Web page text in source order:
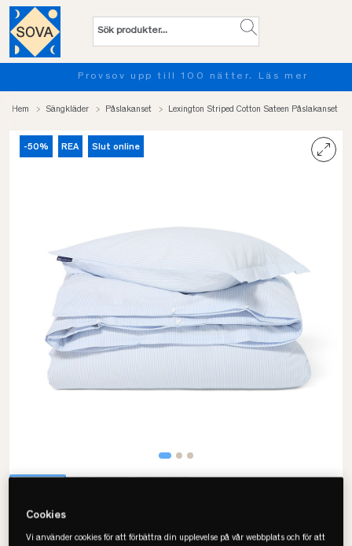
Provsov upp till 100 nätter. Läs mer
Hem Sängkläder Påslakanset Lexington Striped Cotton Sateen Påslakanset
-50% REA Slut online
Cookies
Vi använder cookies för att förbättra din upplevelse på vår webbplats och för att